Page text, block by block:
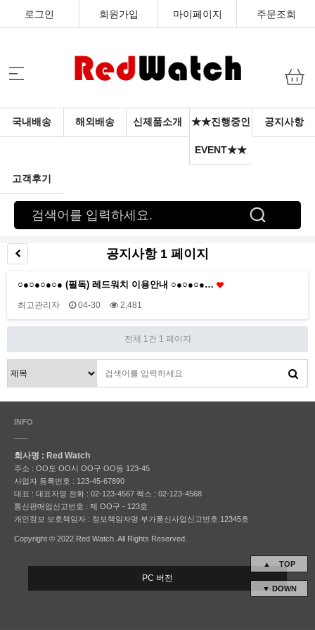
로그인 회원가입 마이페이지 주문조회
국내배송 해외배송 신제품소개 ★★진행중인
EVENT★★
공지사항
고객후기
공지사항 1 페이지
○●○●○●○● (필독) 레드워치 이용안내 ○●○●○●…
최고관리자 04-30 2,481
전체 1건 1 페이지
INFO
회사명 : Red Watch
주소 : OO도 OO시 OO구 OO동 123-45
사업자 등록번호 : 123-45-67890
대표 : 대표자명 전화 : 02-123-4567 팩스 : 02-123-4568
통신판매업신고번호 : 제 OO구 - 123호
개인정보 보호책임자 : 정보책임자명 부가통신사업신고번호 12345호
Copyright © 2022 Red Watch. All Rights Reserved.
PC 버전
▲ TOP
▼ DOWN